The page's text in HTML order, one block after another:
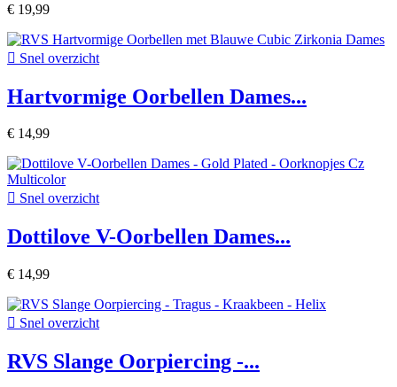
€ 19,99
 Snel overzicht
Hartvormige Oorbellen Dames...
€ 14,99
 Snel overzicht
Dottilove V-Oorbellen Dames...
€ 14,99
 Snel overzicht
RVS Slange Oorpiercing -...